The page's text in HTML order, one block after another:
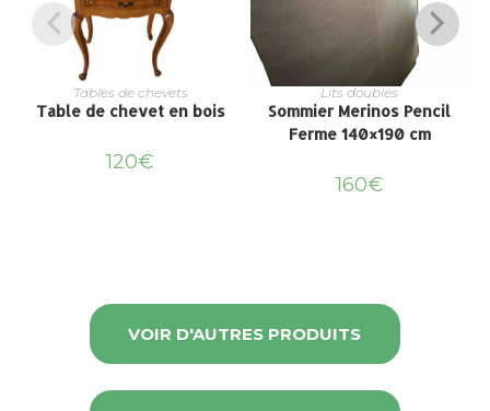
Tables de chevets
Table de chevet en bois
120€
Lits doubles
Sommier Merinos Pencil
Ferme 140×190 cm
160€
VOIR D'AUTRES PRODUITS